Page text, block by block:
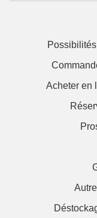
Acheter en